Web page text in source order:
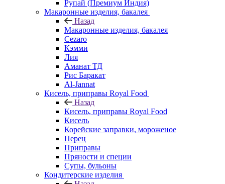
Рупай (Премиум Индия)
Макаронные изделия, бакалея
Назад
Макаронные изделия, бакалея
Cezaro
Кэмми
Лия
Аманат ТД
Рис Баракат
Al-Jannat
Кисель, приправы Royal Food
Назад
Кисель, приправы Royal Food
Кисель
Корейские заправки, мороженое
Перец
Приправы
Пряности и специи
Супы, бульоны
Кондитерские изделия